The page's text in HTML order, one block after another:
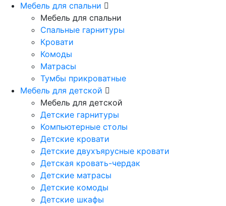
Мебель для спальни
Мебель для спальни
Спальные гарнитуры
Кровати
Комоды
Матрасы
Тумбы прикроватные
Мебель для детской
Мебель для детской
Детские гарнитуры
Компьютерные столы
Детские кровати
Детские двухъярусные кровати
Детская кровать-чердак
Детские матрасы
Детские комоды
Детские шкафы